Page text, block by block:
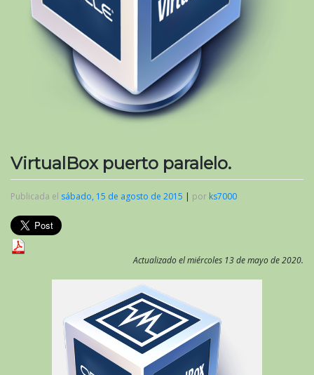
VirtualBox puerto paralelo.
Publicada el sábado, 15 de agosto de 2015 | por ks7000
Actualizado el miércoles 13 de mayo de 2020.